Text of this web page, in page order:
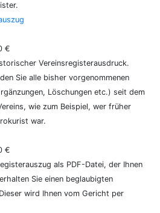
€
Vereinsregisterausdruck.
Sie alle bisher vorgenommenen
Löschungen etc.) seit dem
wie zum Beispiel, wer früher
war.
€
als PDF-Datei, der Ihnen
Sie einen beglaubigten
wird Ihnen vom Gericht per